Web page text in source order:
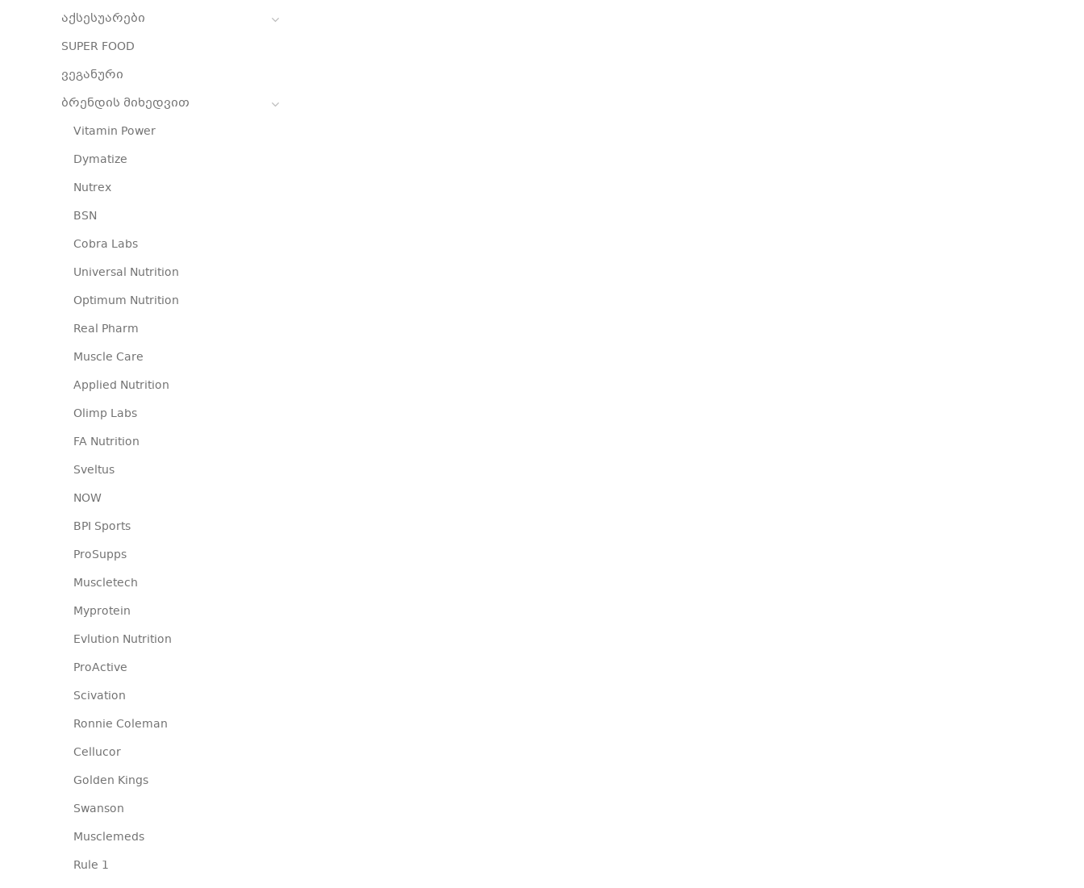
აქსესუარები
SUPER FOOD
ვეგანური
ბრენდის მიხედვით
Vitamin Power
Dymatize
Nutrex
BSN
Cobra Labs
Universal Nutrition
Optimum Nutrition
Real Pharm
Muscle Care
Applied Nutrition
Olimp Labs
FA Nutrition
Sveltus
NOW
BPI Sports
ProSupps
Muscletech
Myprotein
Evlution Nutrition
ProActive
Scivation
Ronnie Coleman
Cellucor
Golden Kings
Swanson
Musclemeds
Rule 1